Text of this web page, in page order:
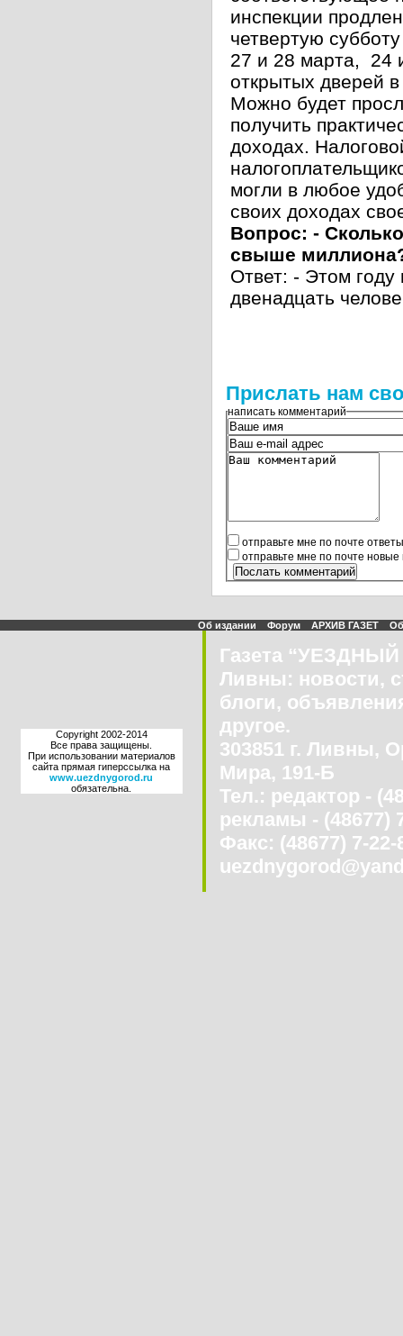
инспекции
четвертую
27 и 28 марта, 24
открытых дверей
Можно будет
получить
доходах.
могли в любое
своих доходах
Вопрос: -
свыше
Ответ: - Этом
двенадцать
Прислать нам
написать комментарий
отправьте мне по почте
отправьте мне по почте
Об издании Форум АРХИВ ГАЗЕТ
Copyright 2002-2014
Все права защищены.
При использовании материалов
сайта прямая гиперссылка на
www.uezdnygorod.ru
обязательна.
Газета
Ливны: новости,
блоги,
другое.
303851 г. Ливны,
Мира, 191-Б
Тел.: редактор -
рекламы - (48677)
Факс: (48677) 7-